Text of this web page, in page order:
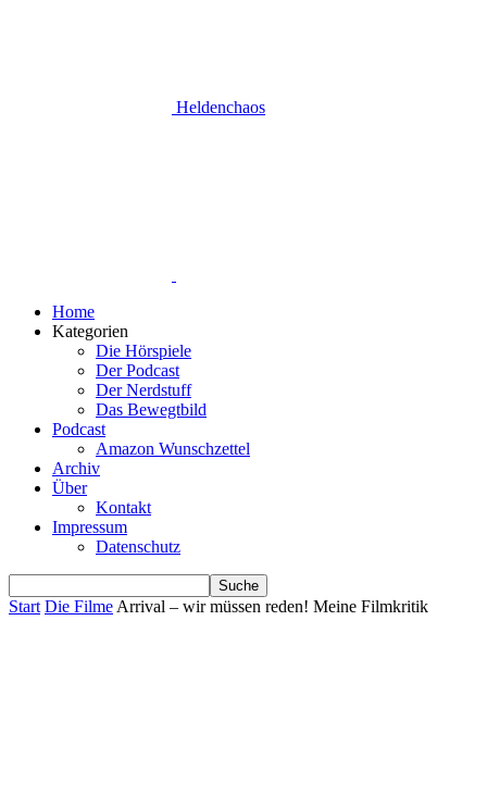
Heldenchaos
Home
Kategorien
Die Hörspiele
Der Podcast
Der Nerdstuff
Das Bewegtbild
Podcast
Amazon Wunschzettel
Archiv
Über
Kontakt
Impressum
Datenschutz
Start Die Filme Arrival – wir müssen reden! Meine Filmkritik